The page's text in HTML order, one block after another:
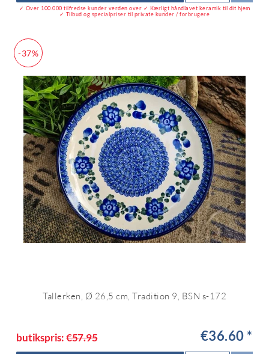
✓ Over 100.000 tilfredse kunder verden over ✓ Kærligt håndlavet keramik til dit hjem
✓ Tilbud og specialpriser til private kunder / forbrugere
-37%
Tallerken, Ø 26,5 cm, Tradition 9, BSN s-172
butikspris:€57.95 €36.60 *